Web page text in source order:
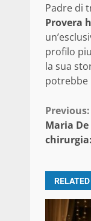
Padre di
Provera
profilo
la sua
potrebbe
Previous:
Maria